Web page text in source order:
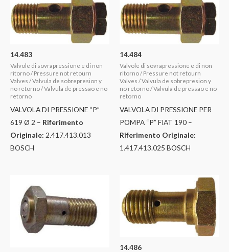
14.483
Valvole di sovrapressione e di non
ritorno / Pressure not retourn
Valves / Valvula de sobrepresion y
no retorno / Valvula de pressao e no
retorno
VALVOLA DI PRESSIONE “P”
619 Ø 2 – Riferimento
Originale: 2.417.413.013
BOSCH
14.484
Valvole di sovrapressione e di non
ritorno / Pressure not retourn
Valves / Valvula de sobrepresion y
no retorno / Valvula de pressao e no
retorno
VALVOLA DI PRESSIONE PER
POMPA “P” FIAT 190 –
Riferimento Originale:
1.417.413.025 BOSCH
14.486